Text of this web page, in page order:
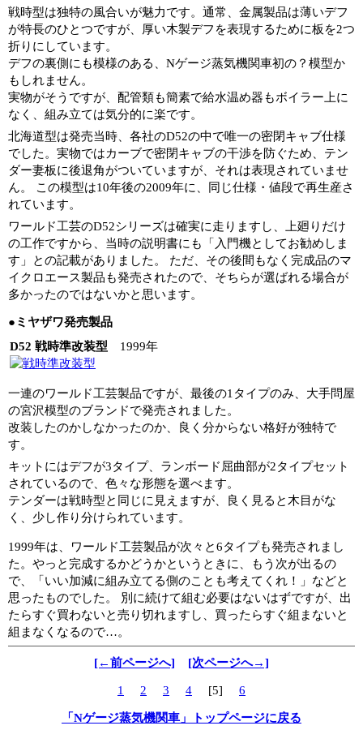
戦時型は独特の風合いが魅力です。通常、金属製品は薄いデフ
が特長のひとつですが、厚い木製デフを表現するために板を2つ
折りにしています。
デフの裏側にも模様のある、Nゲージ蒸気機関車初の？模型か
もしれません。
実物がそうですが、配管類も簡素で給水温め器もボイラー上に
なく、組み立ては気分的に楽です。
北海道型は発売当時、各社のD52の中で唯一の密閉キャブ仕様
でした。実物ではカーブで密閉キャブの干渉を防ぐため、テン
ダー妻板に後退角がついていますが、それは表現されていませ
ん。 この模型は10年後の2009年に、同じ仕様・値段で再生産さ
れています。
ワールド工芸のD52シリーズは確実に走りますし、上廻りだけ
の工作ですから、当時の説明書にも「入門機としてお勧めしま
す」との記載がありました。 ただ、その後間もなく完成品のマ
イクロエース製品も発売されたので、そちらが選ばれる場合が
多かったのではないかと思います。
●ミヤザワ発売製品
D52 戦時準改装型 1999年
一連のワールド工芸製品ですが、最後の1タイプのみ、大手問屋
の宮沢模型のブランドで発売されました。
改装したのかしなかったのか、良く分からない格好が独特で
す。
キットにはデフが3タイプ、ランボード屈曲部が2タイプセット
されているので、色々な形態を選べます。
テンダーは戦時型と同じに見えますが、良く見ると木目がな
く、少し作り分けられています。
1999年は、ワールド工芸製品が次々と6タイプも発売されまし
た。やっと完成するかどうかというときに、もう次が出るの
で、「いい加減に組み立てる側のことも考えてくれ！」などと
思ったものでした。 別に続けて組む必要はないはずですが、出
たらすぐ買わないと売り切れますし、買ったらすぐ組まないと
組まなくなるので…。
[←前ページへ] [次ページへ→]
1 2 3 4 [5] 6
「Nゲージ蒸気機関車」トップページに戻る